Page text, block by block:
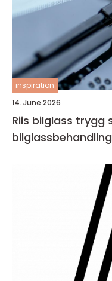
inspiration
14. June 2026
Riis bilglass trygg sikt og profesjonell
bilglassbehandling